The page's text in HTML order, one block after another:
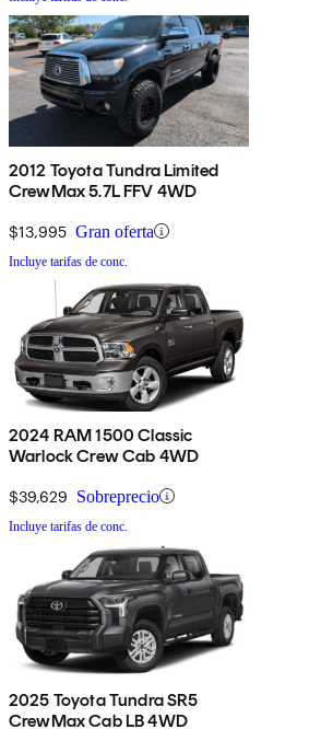
2012 Toyota Tundra Limited
CrewMax 5.7L FFV 4WD
$13,995 Gran oferta
Incluye tarifas de conc.
2024 RAM 1500 Classic
Warlock Crew Cab 4WD
$39,629 Sobreprecio
Incluye tarifas de conc.
2025 Toyota Tundra SR5
CrewMax Cab LB 4WD